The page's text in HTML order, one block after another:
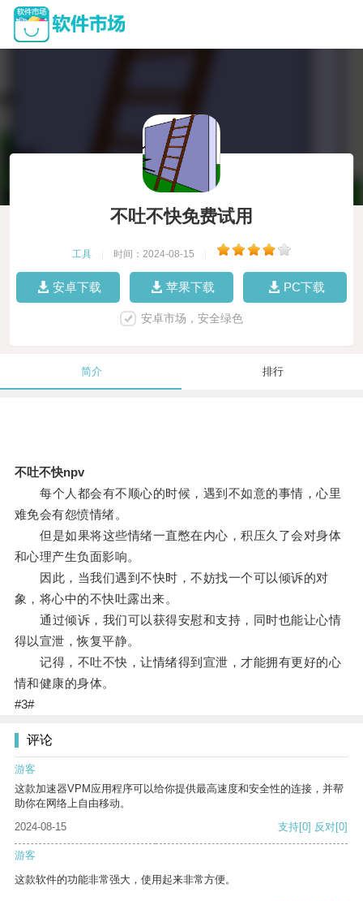
不吐不快免费试用
工具 时间：2024-08-15
安卓下载 苹果下载 PC下载
安卓市场，安全绿色
简介 排行
不吐不快npv
每个人都会有不顺心的时候，遇到不如意的事情，心里
难免会有怨愤情绪。
但是如果将这些情绪一直憋在内心，积压久了会对身体
和心理产生负面影响。
因此，当我们遇到不快时，不妨找一个可以倾诉的对
象，将心中的不快吐露出来。
通过倾诉，我们可以获得安慰和支持，同时也能让心情
得以宣泄，恢复平静。
记得，不吐不快，让情绪得到宣泄，才能拥有更好的心
情和健康的身体。
#3#
评论
游客
这款加速器VPM应用程序可以给你提供最高速度和安全性的连接，并帮
助你在网络上自由移动。
2024-08-15
支持[0] 反对[0]
游客
这款软件的功能非常强大，使用起来非常方便。